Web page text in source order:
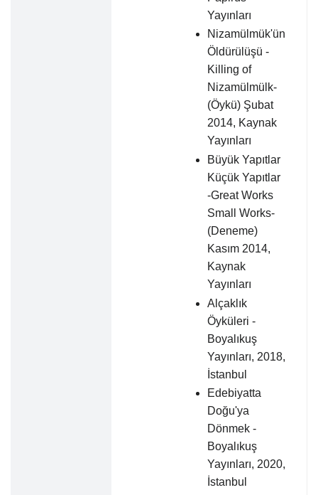
Yayınları
Nizamülmük'ün
Öldürülüşü -
Killing of
Nizamülmülk-
(Öykü) Şubat
2014, Kaynak
Yayınları
Büyük Yapıtlar
Küçük Yapıtlar
-Great Works
Small Works-
(Deneme)
Kasım 2014,
Kaynak
Yayınları
Alçaklık
Öyküleri -
Boyalıkuş
Yayınları, 2018,
İstanbul
Edebiyatta
Doğu'ya
Dönmek -
Boyalıkuş
Yayınları, 2020,
İstanbul